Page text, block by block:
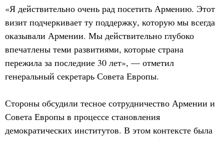
«Я действительно очень рад посетить Армению. Этот
визит подчеркивает ту поддержку, которую мы всегда
оказывали Армении. Мы действительно глубоко
впечатлены теми развитиями, которые страна
пережила за последние 30 лет», — отметил
генеральный секретарь Совета Европы.
Стороны обсудили тесное сотрудничество Армении и
Совета Европы в процессе становления
демократических институтов. В этом контексте была